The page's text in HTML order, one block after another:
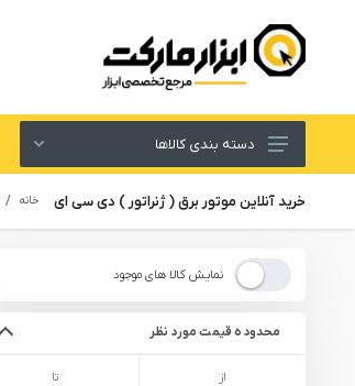
ابزار های برقی و شارژی
لوازم جانبی ابزار
ابزار های دستی و عمومی
دسته بندی کالاها
خرید آنلاین موتور برق ( ژنراتور ) دی سی ای خانه
نمایش کالا های موجود
محدوده قیمت مورد نظر
از تا